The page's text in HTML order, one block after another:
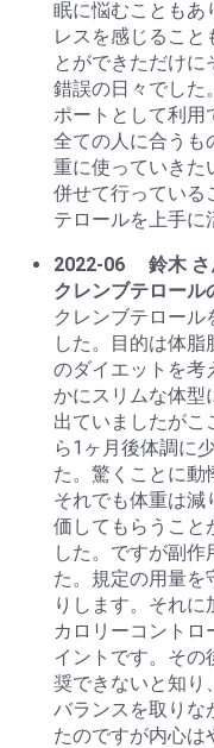
眠に悩むこともあ
レスを感じること
とができただけ
錯誤の日々でした
ポートとして利用
全ての人に合うも
重に使っていきた
併せて行っている
テロールを上手に
2022-06
鈴木
クレンブテロール
クレンブテロール
した。目的は体
のダイエットを考
かにスリムな体型
出ていましたがこ
ら1ヶ月後体調に
た。驚くことに動
それでも体重は減
価してもらうこと
した。ですが副
た。規定の用量を
りします。それに
カロリーコントロ
イントです。その
奨できないと知り
バランスを取りな
たのですが内心は